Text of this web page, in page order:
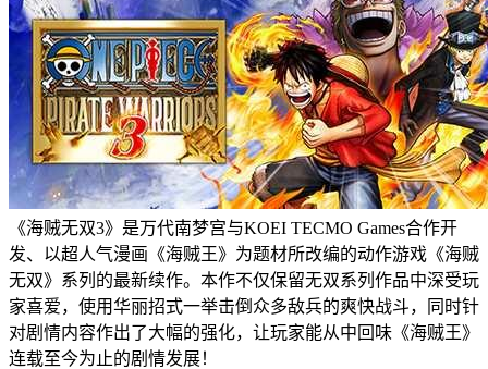
《海贼无双3》是万代南梦宫与KOEI TECMO Games合作开
发、以超人气漫画《海贼王》为题材所改编的动作游戏《海贼
无双》系列的最新续作。本作不仅保留无双系列作品中深受玩
家喜爱，使用华丽招式一举击倒众多敌兵的爽快战斗，同时针
对剧情内容作出了大幅的强化，让玩家能从中回味《海贼王》
连载至今为止的剧情发展！